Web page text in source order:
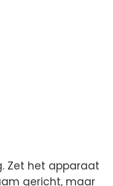
Zet het apparaat
gericht, maar